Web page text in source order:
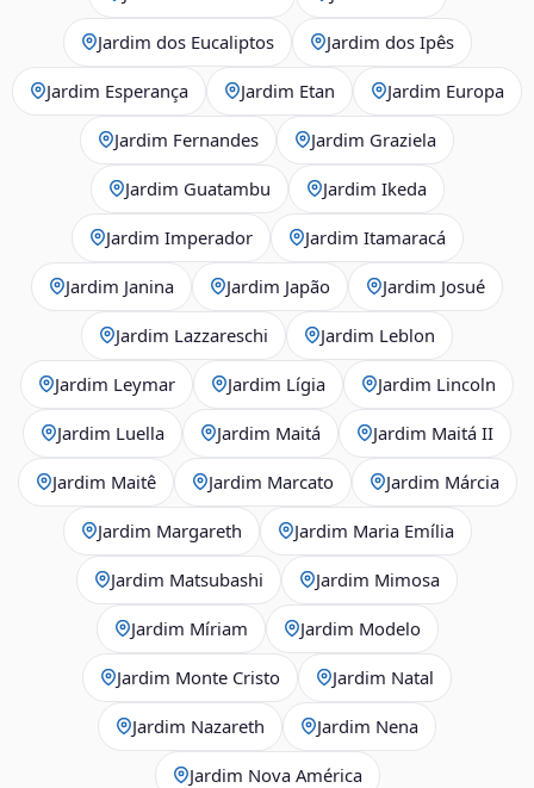
Jardim dos Eucaliptos Jardim dos Ipês
Jardim Esperança Jardim Etan Jardim Europa
Jardim Fernandes Jardim Graziela
Jardim Guatambu Jardim Ikeda
Jardim Imperador Jardim Itamaracá
Jardim Janina Jardim Japão Jardim Josué
Jardim Lazzareschi Jardim Leblon
Jardim Leymar Jardim Lígia Jardim Lincoln
Jardim Luella Jardim Maitá Jardim Maitá II
Jardim Maitê Jardim Marcato Jardim Márcia
Jardim Margareth Jardim Maria Emília
Jardim Matsubashi Jardim Mimosa
Jardim Míriam Jardim Modelo
Jardim Monte Cristo Jardim Natal
Jardim Nazareth Jardim Nena
Jardim Nova América